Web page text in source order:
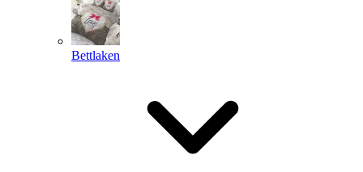
Bettlaken